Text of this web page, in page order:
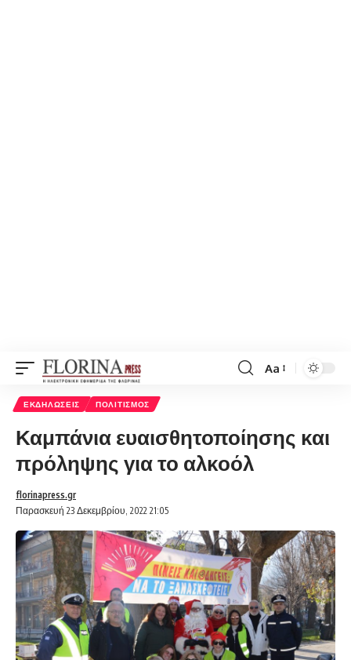
Font
Aa
ΕΚΔΗΛΏΣΕΙΣ ΠΟΛΙΤΙΣΜΌΣ
Καμπάνια ευαισθητοποίησης και
πρόληψης για το αλκοόλ
Παρασκευή 23 Δεκεμβρίου, 2022 21:05
florinapress.gr